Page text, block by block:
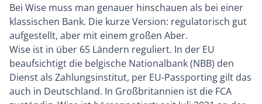
Bei Wise muss man genauer hinschauen als bei einer
klassischen Bank. Die kurze Version: regulatorisch gut
aufgestellt, aber mit einem großen Aber.
Wise ist in über 65 Ländern reguliert. In der EU
beaufsichtigt die belgische Nationalbank (NBB) den
Dienst als Zahlungsinstitut, per EU-Passporting gilt das
auch in Deutschland. In Großbritannien ist die FCA